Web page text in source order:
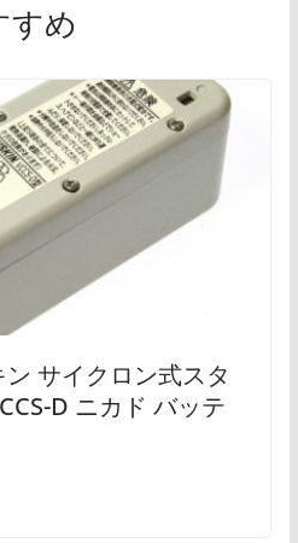
すめ
サイクロン式スタ
D ニカド バッテ